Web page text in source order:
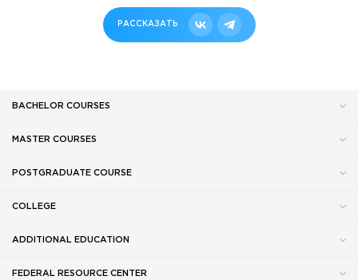
РАССКАЗАТЬ
BACHELOR COURSES
MASTER COURSES
POSTGRADUATE COURSE
COLLEGE
ADDITIONAL EDUCATION
FEDERAL RESOURCE CENTER